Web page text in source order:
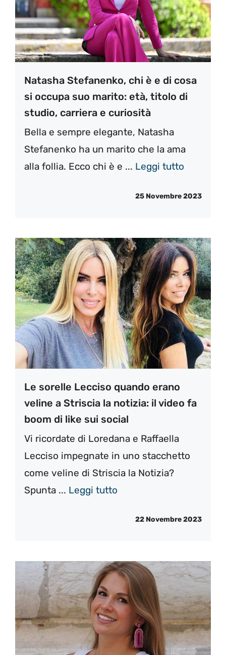
Natasha Stefanenko, chi è e di cosa
si occupa suo marito: età, titolo di
studio, carriera e curiosità
Bella e sempre elegante, Natasha
Stefanenko ha un marito che la ama
alla follia. Ecco chi è e ... Leggi tutto
25 Novembre 2023
Le sorelle Lecciso quando erano
veline a Striscia la notizia: il video fa
boom di like sui social
Vi ricordate di Loredana e Raffaella
Lecciso impegnate in uno stacchetto
come veline di Striscia la Notizia?
Spunta ... Leggi tutto
22 Novembre 2023